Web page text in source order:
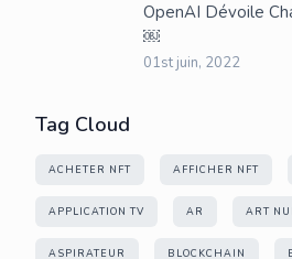
OpenAI Dévoile
￼
01st juin, 2022
Tag Cloud
ACHETER NFT AFFICHER NFT
APPLICATION TV AR ART
ASPIRATEUR BLOCKCHAIN